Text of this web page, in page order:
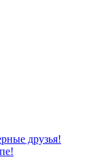
друзья!